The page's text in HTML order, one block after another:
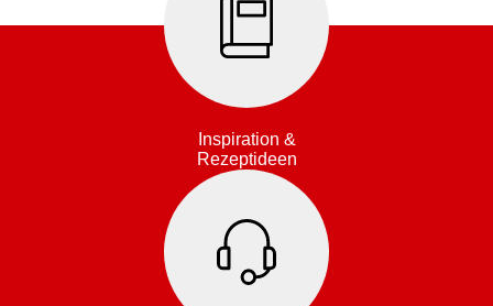
Inspiration &
Rezeptideen